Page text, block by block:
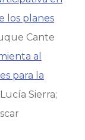
los planes
Cante
al
para la
Sierra;